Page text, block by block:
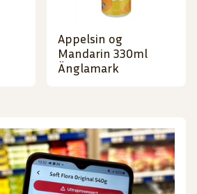
Appelsin og
Mandarin 330ml
Änglamark